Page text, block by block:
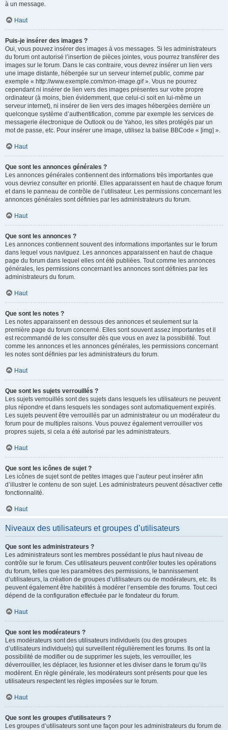
à un message.
Haut
Puis-je insérer des images ?
Oui, vous pouvez insérer des images à vos messages. Si les administrateurs
du forum ont autorisé l’insertion de pièces jointes, vous pourrez transférer des
images sur le forum. Dans le cas contraire, vous devrez insérer un lien vers
une image distante, hébergée sur un serveur internet public, comme par
exemple « http://www.exemple.com/mon-image.gif ». Vous ne pourrez
cependant ni insérer de lien vers des images présentes sur votre propre
ordinateur (à moins, bien évidemment, que celui-ci soit en lui-même un
serveur internet), ni insérer de lien vers des images hébergées derrière un
quelconque système d’authentification, comme par exemple les services de
messagerie électronique de Outlook ou de Yahoo, les sites protégés par un
mot de passe, etc. Pour insérer une image, utilisez la balise BBCode « [img] ».
Haut
Que sont les annonces générales ?
Les annonces générales contiennent des informations très importantes que
vous devriez consulter en priorité. Elles apparaissent en haut de chaque forum
et dans le panneau de contrôle de l’utilisateur. Les permissions concernant les
annonces générales sont définies par les administrateurs du forum.
Haut
Que sont les annonces ?
Les annonces contiennent souvent des informations importantes sur le forum
dans lequel vous naviguez. Les annonces apparaissent en haut de chaque
page du forum dans lequel elles ont été publiées. Tout comme les annonces
générales, les permissions concernant les annonces sont définies par les
administrateurs du forum.
Haut
Que sont les notes ?
Les notes apparaissent en dessous des annonces et seulement sur la
première page du forum concerné. Elles sont souvent assez importantes et il
est recommandé de les consulter dès que vous en avez la possibilité. Tout
comme les annonces et les annonces générales, les permissions concernant
les notes sont définies par les administrateurs du forum.
Haut
Que sont les sujets verrouillés ?
Les sujets verrouillés sont des sujets dans lesquels les utilisateurs ne peuvent
plus répondre et dans lesquels les sondages sont automatiquement expirés.
Les sujets peuvent être verrouillés par un administrateur ou un modérateur du
forum pour de multiples raisons. Vous pouvez également verrouiller vos
propres sujets, si cela a été autorisé par les administrateurs.
Haut
Que sont les icônes de sujet ?
Les icônes de sujet sont de petites images que l’auteur peut insérer afin
d’illustrer le contenu de son sujet. Les administrateurs peuvent désactiver cette
fonctionnalité.
Haut
Niveaux des utilisateurs et groupes d’utilisateurs
Que sont les administrateurs ?
Les administrateurs sont les membres possédant le plus haut niveau de
contrôle sur le forum. Ces utilisateurs peuvent contrôler toutes les opérations
du forum, telles que les paramètres des permissions, le bannissement
d’utilisateurs, la création de groupes d’utilisateurs ou de modérateurs, etc. Ils
peuvent également être habilités à modérer l’ensemble des forums. Tout ceci
dépend de la configuration effectuée par le fondateur du forum.
Haut
Que sont les modérateurs ?
Les modérateurs sont des utilisateurs individuels (ou des groupes
d’utilisateurs individuels) qui surveillent régulièrement les forums. Ils ont la
possibilité de modifier ou de supprimer les sujets, les verrouiller, les
déverrouiller, les déplacer, les fusionner et les diviser dans le forum qu’ils
modèrent. En règle générale, les modérateurs sont présents pour que les
utilisateurs respectent les règles imposées sur le forum.
Haut
Que sont les groupes d’utilisateurs ?
Les groupes d’utilisateurs sont une façon pour les administrateurs du forum de